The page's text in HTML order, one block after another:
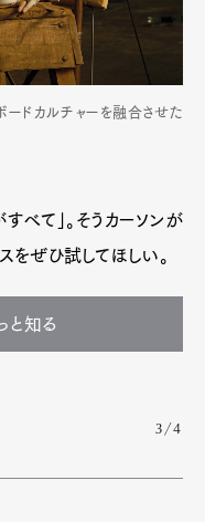
ードカルチャーを融合させた
べて」。そうカーソンが
ぜひ試してほしい。
と知る
3/4